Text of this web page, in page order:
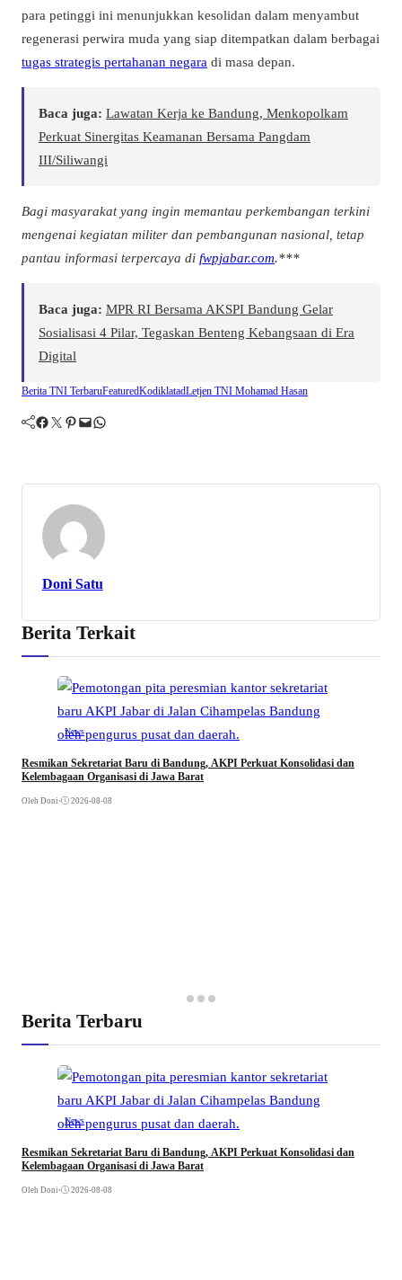
para petinggi ini menunjukkan kesolidan dalam menyambut
regenerasi perwira muda yang siap ditempatkan dalam berbagai
tugas strategis pertahanan negara di masa depan.
Baca juga: Lawatan Kerja ke Bandung, Menkopolkam
Perkuat Sinergitas Keamanan Bersama Pangdam
III/Siliwangi
Bagi masyarakat yang ingin memantau perkembangan terkini
mengenai kegiatan militer dan pembangunan nasional, tetap
pantau informasi terpercaya di fwpjabar.com.***
Baca juga: MPR RI Bersama AKSPI Bandung Gelar
Sosialisasi 4 Pilar, Tegaskan Benteng Kebangsaan di Era
Digital
Berita TNI TerbaruFeaturedKodiklatadLetjen TNI Mohamad Hasan
Facebook Twitter Pinterest Mail WhatsApp
Doni Satu
Berita Terkait
News
Resmikan Sekretariat Baru di Bandung, AKPI Perkuat Konsolidasi dan
Kelembagaan Organisasi di Jawa Barat
Oleh Doni • 2026-08-08
Berita Terbaru
News
Resmikan Sekretariat Baru di Bandung, AKPI Perkuat Konsolidasi dan
Kelembagaan Organisasi di Jawa Barat
Oleh Doni • 2026-08-08